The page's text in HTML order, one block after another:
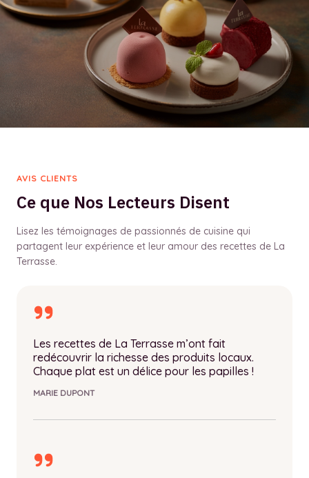
Les recettes de La Terrasse m’ont fait
redécouvrir la richesse des produits locaux.
Chaque plat est un délice pour les papilles !
MARIE DUPONT
AVIS CLIENTS
Ce que Nos Lecteurs Disent
Lisez les témoignages de passionnés de cuisine qui
partagent leur expérience et leur amour des recettes de La
Terrasse.